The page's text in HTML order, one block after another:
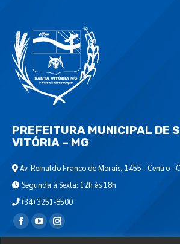
PREFEITURA MUNICIPAL DE
VITÓRIA – MG
Av. Reinaldo Franco de Morais, 1455 - Centro -
Segunda à Sexta: 12h às 18h
(34) 3251-8500
Encontre-nos em: